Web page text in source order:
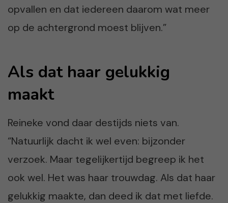
opvallen en dat iedereen daarom wat meer
op de achtergrond moest blijven.”
Als dat haar gelukkig
maakt
Reineke vond daar destijds niets van.
“Natuurlijk dacht ik wel even: bijzonder
verzoek. Maar tegelijkertijd begreep ik het
ook wel. Het was haar trouwdag. Als dat haar
gelukkig maakte, dan deed ik dat met liefde.